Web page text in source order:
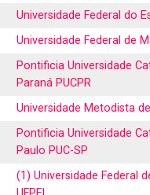
Universidade Federal do
Universidade Federal de
Pontificia Universidade
Paraná PUCPR
Universidade Metodista
Pontificia Universidade
Paulo PUC-SP
(1) Universidade Federal